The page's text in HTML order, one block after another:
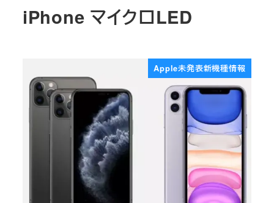
iPhone マイクロLED
Apple未発表新機種情報